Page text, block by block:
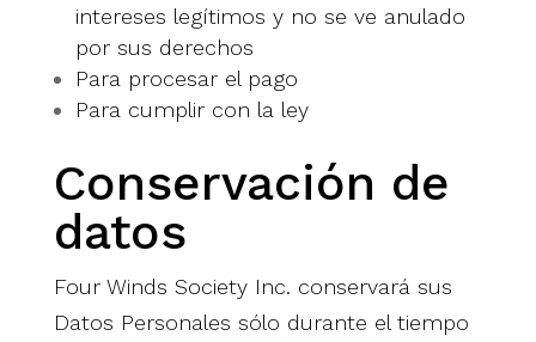
intereses legítimos y no se ve anulado
por sus derechos
Para procesar el pago
Para cumplir con la ley
Conservación de
datos
Four Winds Society Inc. conservará sus
Datos Personales sólo durante el tiempo